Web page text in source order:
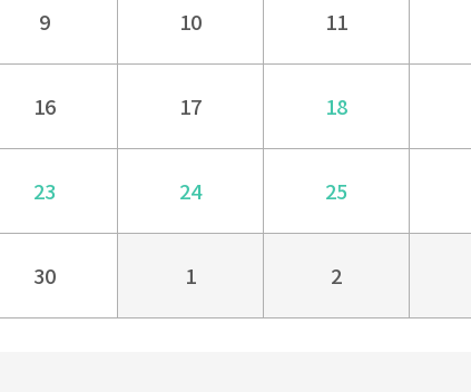
9 10 11
16 17 18
23 24 25
30 1 2